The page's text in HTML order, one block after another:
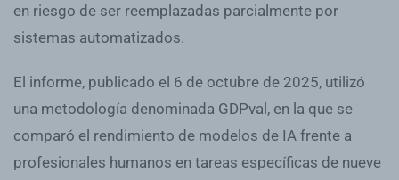
en riesgo de ser reemplazadas parcialmente por
sistemas automatizados.
El informe, publicado el 6 de octubre de 2025, utilizó
una metodología denominada GDPval, en la que se
comparó el rendimiento de modelos de IA frente a
profesionales humanos en tareas específicas de nueve